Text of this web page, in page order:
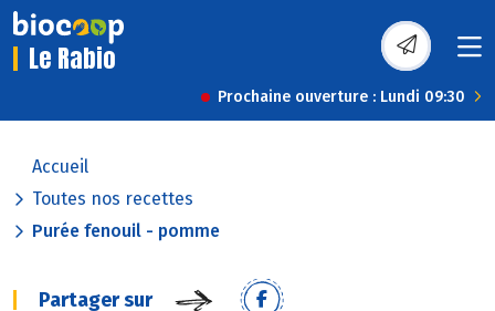
Le Rabio
Prochaine ouverture : Lundi 09:30
Accueil
Toutes nos recettes
Purée fenouil - pomme
Partager sur